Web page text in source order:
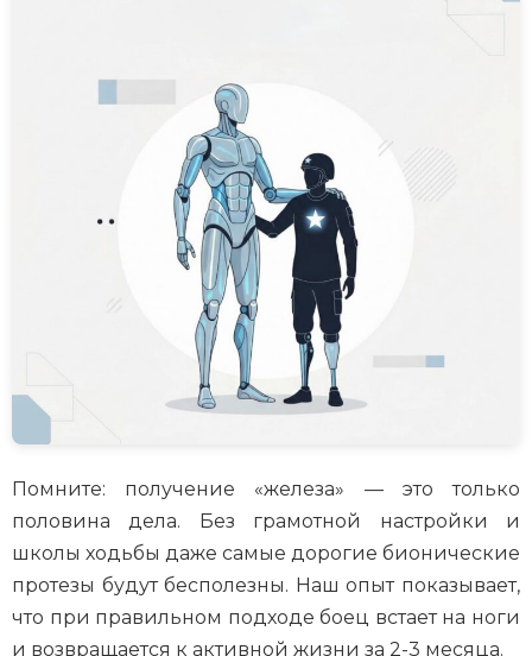
Помните: получение «железа» — это только
половина дела. Без грамотной настройки и
школы ходьбы даже самые дорогие бионические
протезы будут бесполезны. Наш опыт показывает,
что при правильном подходе боец встает на ноги
и возвращается к активной жизни за 2-3 месяца.